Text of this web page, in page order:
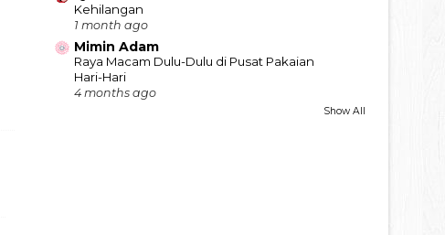
Kehilangan
1 month ago
Mimin Adam
Raya Macam Dulu-Dulu di Pusat Pakaian
Hari-Hari
4 months ago
Show All